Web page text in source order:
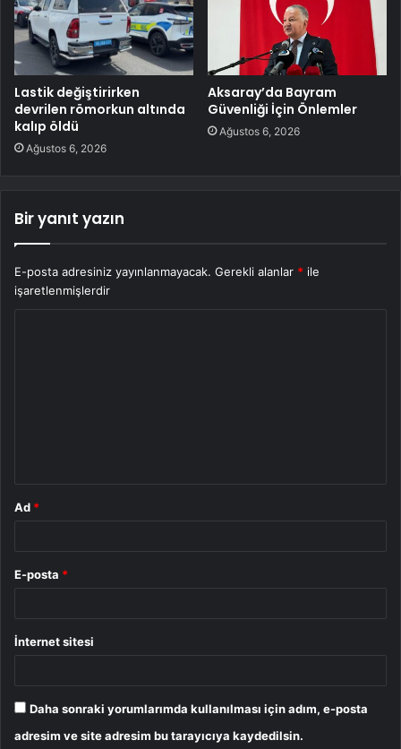
Lastik değiştirirken
devrilen römorkun altında
kalıp öldü
Ağustos 6, 2026
Aksaray’da Bayram
Güvenliği İçin Önlemler
Ağustos 6, 2026
Bir yanıt yazın
E-posta adresiniz yayınlanmayacak. Gerekli alanlar * ile
işaretlenmişlerdir
Ad *
E-posta *
İnternet sitesi
Daha sonraki yorumlarımda kullanılması için adım, e-posta
adresim ve site adresim bu tarayıcıya kaydedilsin.